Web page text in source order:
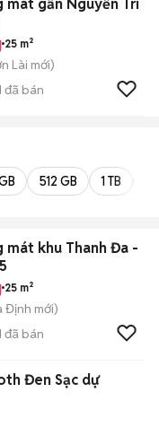
mát gần Nguyễn Tri
25 m²
Lài mới)
đã bán
512 GB 1 TB
mát khu Thanh Đa -
25 m²
Định mới)
đã bán
Đen Sạc dự